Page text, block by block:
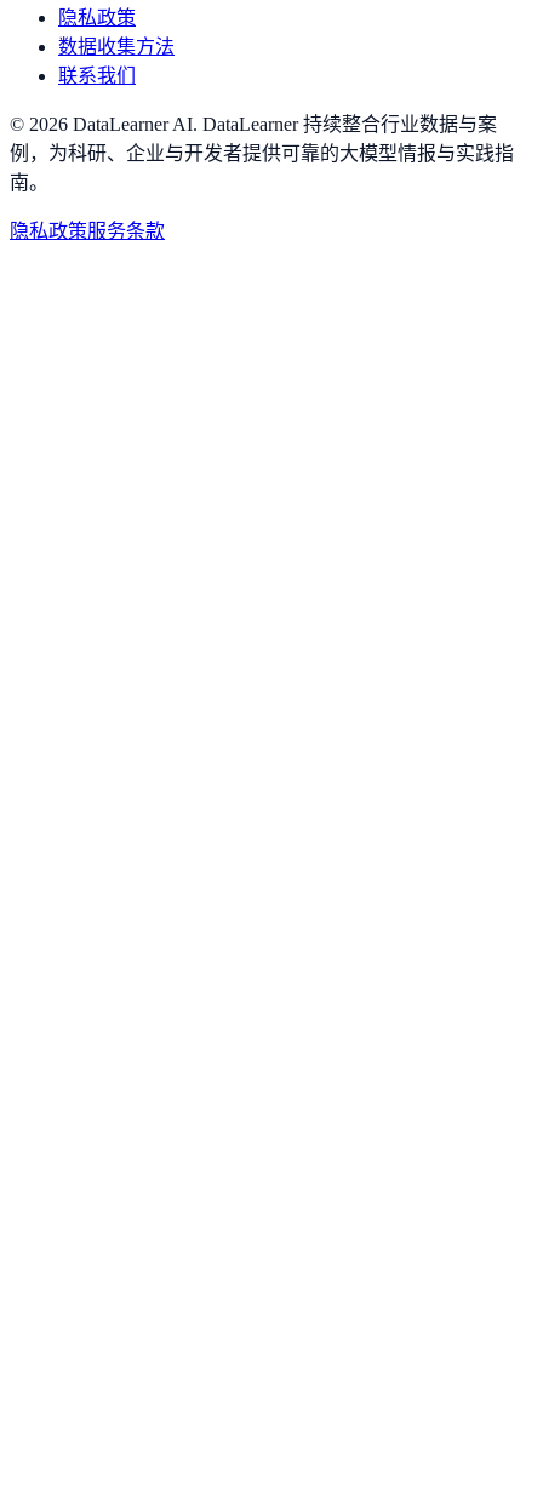
隐私政策
数据收集方法
联系我们
© 2026 DataLearner AI. DataLearner 持续整合行业数据与案
例，为科研、企业与开发者提供可靠的大模型情报与实践指
南。
隐私政策服务条款